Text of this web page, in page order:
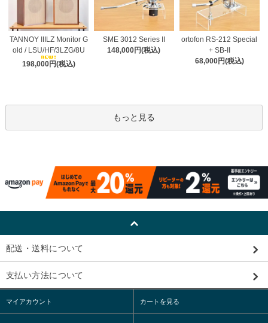
TANNOY IIILZ Monitor G
old / LSU/HF/3LZG/8U
198,000円(税込)
SME 3012 Series II
148,000円(税込)
ortofon RS-212 Special
+ SB-II
68,000円(税込)
もっと見る
配送・送料について
支払い方法について
マイアカウント カートを見る